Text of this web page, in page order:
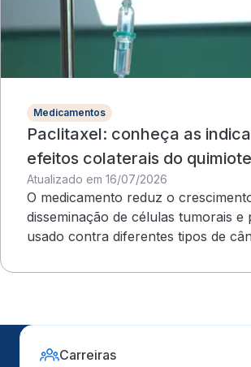
Medicamentos
Paclitaxel: conheça as
efeitos colaterais do
Atualizado em 16/07/2026
O medicamento reduz o
disseminação de células tumorais e
usado contra diferentes tipos de
Carreiras